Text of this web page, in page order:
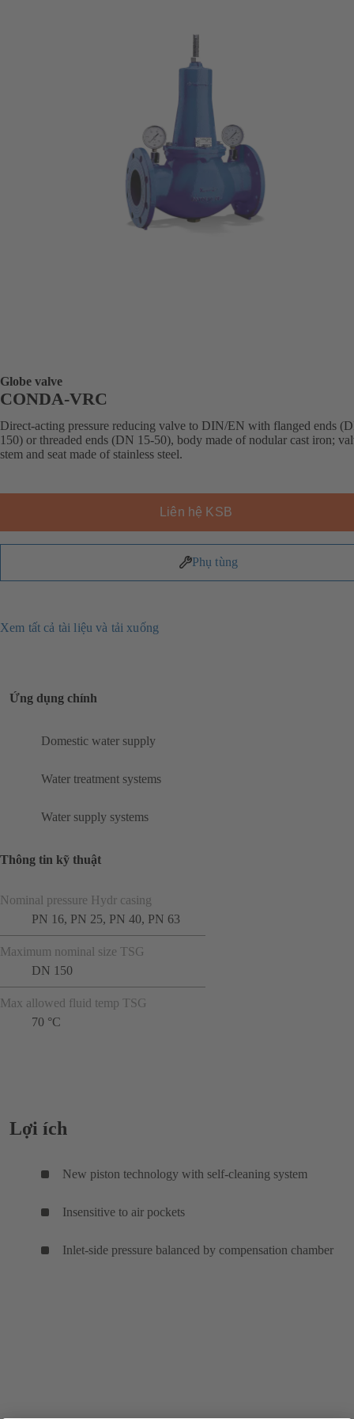
Globe valve
CONDA-VRC
Direct-acting pressure reducing valve to DIN/EN with flanged ends
150) or threaded ends (DN 15-50), body made of nodular cast iron;
stem and seat made of stainless steel.
Liên hệ KSB
Phụ tùng
Xem tất cả tài liệu và tải xuống
Ứng dụng chính
Domestic water supply
Water treatment systems
Water supply systems
Thông tin kỹ thuật
Nominal pressure Hydr casing
PN 16, PN 25, PN 40, PN 63
Maximum nominal size TSG
DN 150
Max allowed fluid temp TSG
70 °C
Lợi ích
New piston technology with self-cleaning system
Insensitive to air pockets
Inlet-side pressure balanced by compensation chamber